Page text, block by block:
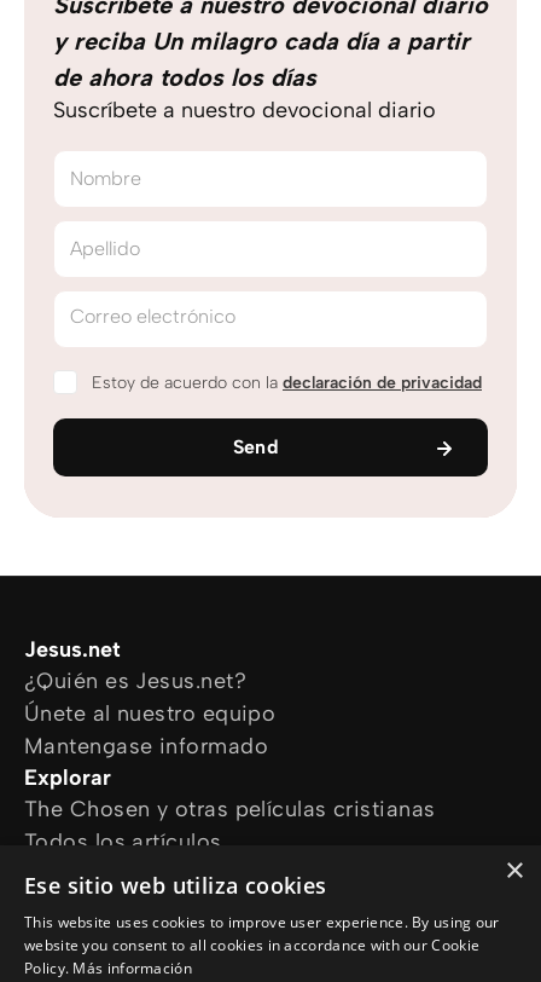
y reciba Un milagro cada día a partir
de ahora todos los días
Suscríbete a nuestro devocional diario
Nombre
Apellido
Correo electrónico
Estoy de acuerdo con la declaración de privacidad
Send
Jesus.net
¿Quién es Jesus.net?
Únete al nuestro equipo
Mantengase informado
Explorar
The Chosen y otras películas cristianas
Todos los artículos
Cursos online
¿Cómo podemos ayudarte?
Devocional diario
×
Ese sitio web utiliza cookies
This website uses cookies to improve user experience. By using our
website you consent to all cookies in accordance with our Cookie
Policy. Más información